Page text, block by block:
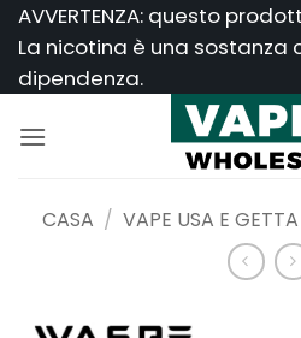
Salta
contenuti
AVVERTENZA: questo
La nicotina è una sostanza
dipendenza.
CASA / VAPE USA E GETTA